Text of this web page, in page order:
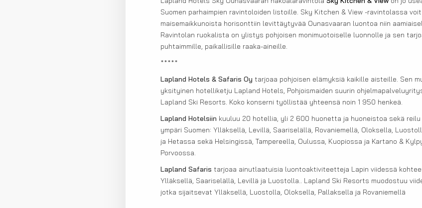
Suomen parhaimpien ravintoloiden listoille. Sky Kitchen & View -ravintolassa
maisemaikkunoista horisonttiin levittäytyvää Ounasvaaran luontoa niin
Ravintolan ruokalista on ylistys pohjoisen monimuotoiselle luonnolle ja sen
puhtaimmille, paikallisille raaka-aineille.
*****
Lapland Hotels & Safaris Oy tarjoaa pohjoisen elämyksiä kaikille aisteille. Sen
yksityinen hotelliketju Lapland Hotels, Pohjoismaiden suurin
Lapland Ski Resorts. Koko konserni työllistää yhteensä noin 1 950 henkeä.
Lapland Hotelsiin kuuluu 20 hotellia, yli 2 600 huonetta ja huoneistoa sekä reilu
ympäri Suomen: Ylläksellä, Levillä, Saariselällä, Rovaniemellä, Oloksella,
ja Hetassa sekä Helsingissä, Tampereella, Oulussa, Kuopiossa ja Kartano &
Porvoossa.
Lapland Safaris tarjoaa ainutlaatuisia luontoaktiviteetteja Lapin viidessä
Ylläksellä, Saariselällä, Levillä ja Luostolla.. Lapland Ski Resorts muodostuu
jotka sijaitsevat Ylläksellä, Luostolla, Oloksella, Pallaksella ja Rovaniemellä